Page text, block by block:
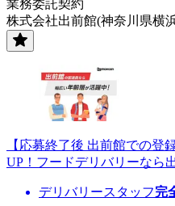
業務委託契約
株式会社出前館(神奈川県横
【応募終了後 出前館での登
UP！フードデリバリーなら
デリバリースタッフ完